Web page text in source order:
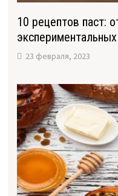
10 рецептов паст:
экспериментальных
23 февраля, 2023